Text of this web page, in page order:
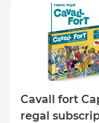
Cavall fort
regal